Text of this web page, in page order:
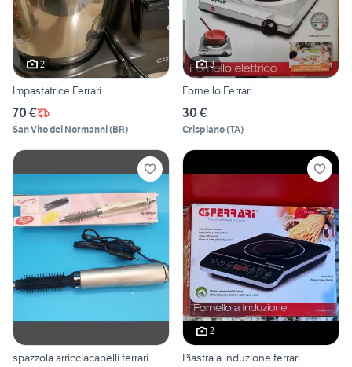
2
Impastatrice Ferrari
70 €
San Vito dei Normanni(BR)
3
Fornello Ferrari
30 €
Crispiano(TA)
spazzola arricciacapelli ferrari
2
Piastra a induzione ferrari